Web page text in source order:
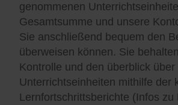
genommenen
Gesamtsumme und unsere
Sie anschließend bequem den
überweisen können. Sie
Kontrolle und den überblick über
Unterrichtseinheiten mithilfe der
Lernfortschrittsberichte (Infos zu